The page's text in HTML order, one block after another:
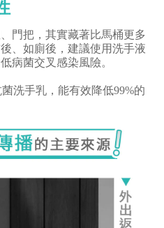
門把，其實藏著比馬桶更多
、如廁後，建議使用洗手液
病菌交叉感染風險。
洗手乳 ，能有效降低99%的